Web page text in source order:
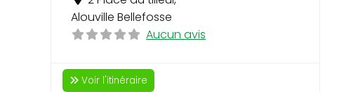
Alouville Bellefosse
Aucun avis
Voir l'itinéraire